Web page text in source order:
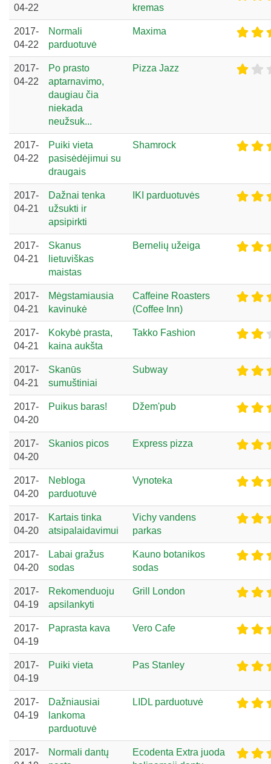
04-22
kremas
2017-
04-22
Normali
parduotuvė
Maxima
2017-
04-22
Po prasto
aptarnavimo,
daugiau čia
niekada
neužsuk...
Pizza Jazz
2017-
04-22
Puiki vieta
pasisėdėjimui su
draugais
Shamrock
2017-
04-21
Dažnai tenka
užsukti ir
apsipirkti
IKI parduotuvės
2017-
04-21
Skanus
lietuviškas
maistas
Bernelių užeiga
2017-
04-21
Mėgstamiausia
kavinukė
Caffeine Roasters
(Coffee Inn)
2017-
04-21
Kokybė prasta,
kaina aukšta
Takko Fashion
2017-
04-21
Skanūs
sumuštiniai
Subway
2017-
04-20
Puikus baras! Džem'pub
2017-
04-20
Skanios picos Express pizza
2017-
04-20
Nebloga
parduotuvė
Vynoteka
2017-
04-20
Kartais tinka
atsipalaidavimui
Vichy vandens
parkas
2017-
04-20
Labai gražus
sodas
Kauno botanikos
sodas
2017-
04-19
Rekomenduoju
apsilankyti
Grill London
2017-
04-19
Paprasta kava Vero Cafe
2017-
04-19
Puiki vieta Pas Stanley
2017-
04-19
Dažniausiai
lankoma
parduotuvė
LIDL parduotuvė
2017-
Normali dantų
Ecodenta Extra juoda